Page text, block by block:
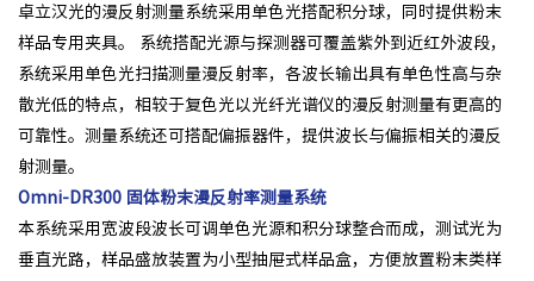
卓立汉光的漫反射测量系统采用单色光搭配积分球，同时提供粉末
样品专用夹具。 系统搭配光源与探测器可覆盖紫外到近红外波段，
系统采用单色光扫描测量漫反射率，各波长输出具有单色性高与杂
散光低的特点，相较于复色光以光纤光谱仪的漫反射测量有更高的
可靠性。测量系统还可搭配偏振器件，提供波长与偏振相关的漫反
射测量。
Omni-DR300 固体粉末漫反射率测量系统
本系统采用宽波段波长可调单色光源和积分球整合而成，测试光为
垂直光路，样品盛放装置为小型抽屉式样品盒，方便放置粉末类样